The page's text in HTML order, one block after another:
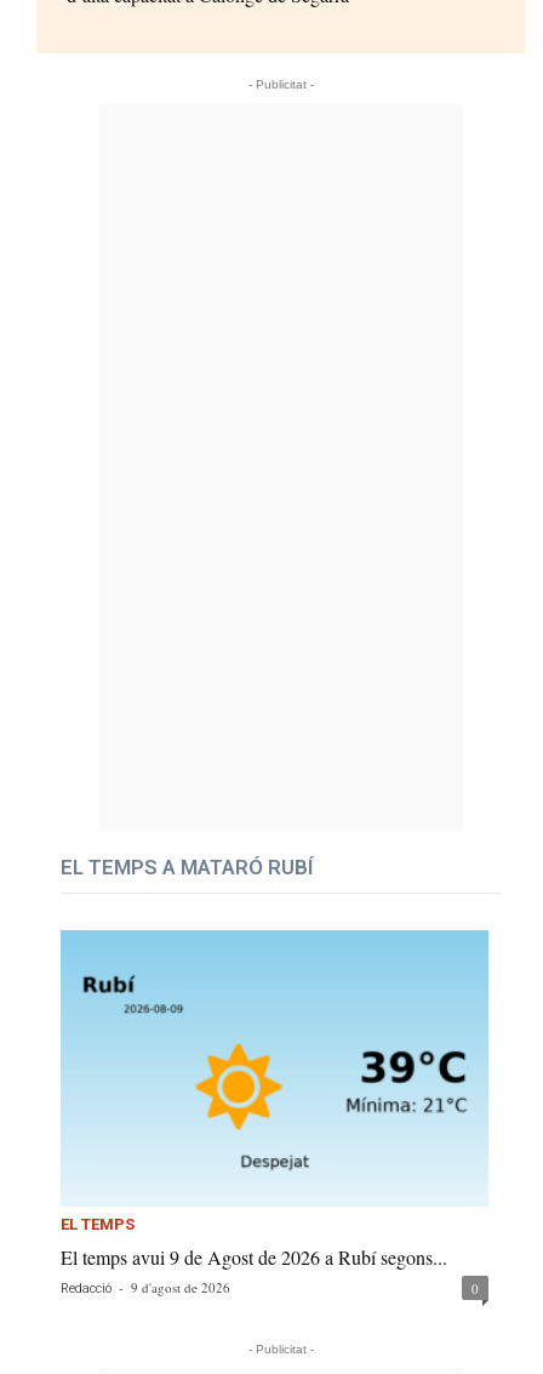
- Publicitat -
EL TEMPS A MATARÓ RUBÍ
EL TEMPS
El temps avui 9 de Agost de 2026 a Rubí segons...
Redacció - 9 d'agost de 2026 0
- Publicitat -